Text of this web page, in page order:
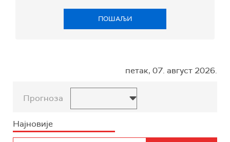
ПОШАЉИ
петак, 07. август 2026.
Прогноза
Најновије